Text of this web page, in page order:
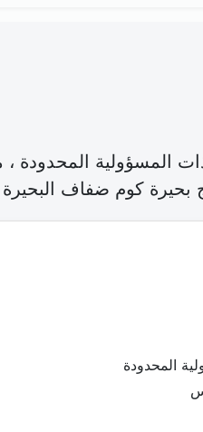
المسؤولية المحدودة ،
بحيرة كوم ضفاف
المحدودة